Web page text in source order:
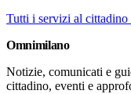
Tutti i servizi al
Omnimilano
Notizie, comunicati e
cittadino, eventi e